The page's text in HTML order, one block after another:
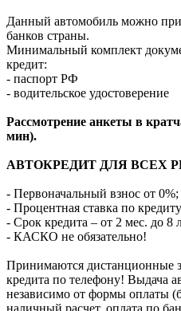
Данный автомобиль можно
банков страны.
Минимальный комплект
кредит:
- паспорт РФ
- водительское удостоверение
Рассмотрение анкеты в
мин).
АВТОКРЕДИТ ДЛЯ ВСЕХ
- Первоначальный взнос от 0%;
- Процентная ставка по
- Срок кредита – от 2 мес. до 8
- КАСКО не обязательно!
Принимаются дистанционные
кредита по телефону! Выдача
независимо от формы оплаты
наличный расчет, оплата по